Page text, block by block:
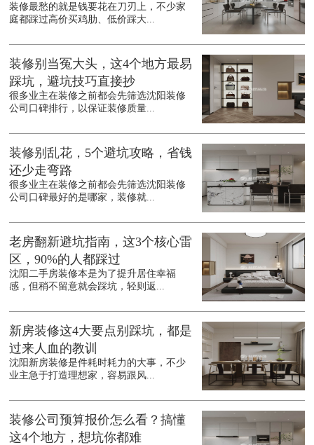
装修最愁的就是钱要花在刀刃上，不少家
庭都踩过高价买鸡肋、低价踩大...
装修别当冤大头，这4个地方最易
踩坑，避坑技巧直接抄
很多业主在装修之前都会先筛选沈阳装修
公司口碑排行，以保证装修质量...
装修别乱花，5个避坑攻略，省钱
还少走弯路
很多业主在装修之前都会先筛选沈阳装修
公司口碑最好的是哪家，装修就...
老房翻新避坑指南，这3个核心雷
区，90%的人都踩过
沈阳二手房装修本是为了提升居住幸福
感，但稍不留意就会踩坑，轻则返...
新房装修这4大要点别踩坑，都是
过来人血的教训
沈阳新房装修是件耗时耗力的大事，不少
业主急于打造理想家，容易跟风...
装修公司预算报价怎么看？搞懂
这4个地方，想坑你都难